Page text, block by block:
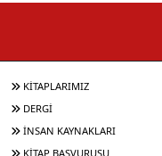
KİTAPLARIMIZ
DERGİ
İNSAN KAYNAKLARI
KİTAP BAŞVURUSU